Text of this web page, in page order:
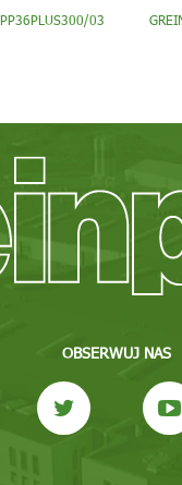
03
OBSERWUJ NAS